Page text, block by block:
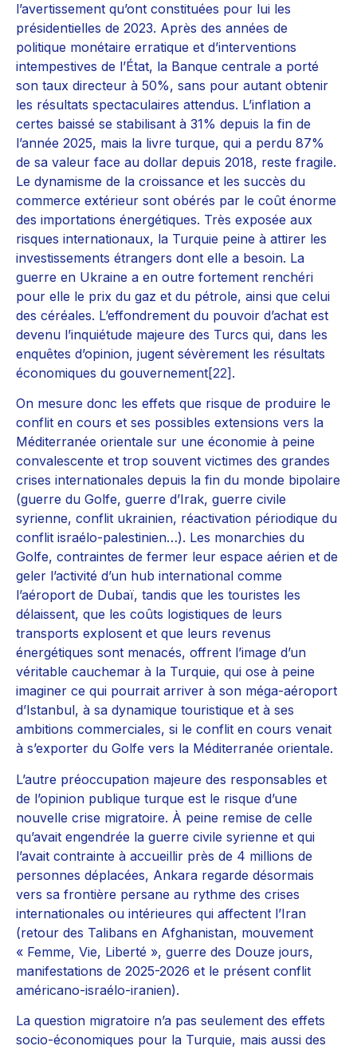
l’avertissement qu’ont constituées pour lui les
présidentielles de 2023. Après des années de
politique monétaire erratique et d’interventions
intempestives de l’État, la Banque centrale a porté
son taux directeur à 50%, sans pour autant obtenir
les résultats spectaculaires attendus. L’inflation a
certes baissé se stabilisant à 31% depuis la fin de
l’année 2025, mais la livre turque, qui a perdu 87%
de sa valeur face au dollar depuis 2018, reste fragile.
Le dynamisme de la croissance et les succès du
commerce extérieur sont obérés par le coût énorme
des importations énergétiques. Très exposée aux
risques internationaux, la Turquie peine à attirer les
investissements étrangers dont elle a besoin. La
guerre en Ukraine a en outre fortement renchéri
pour elle le prix du gaz et du pétrole, ainsi que celui
des céréales. L’effondrement du pouvoir d’achat est
devenu l’inquiétude majeure des Turcs qui, dans les
enquêtes d’opinion, jugent sévèrement les résultats
économiques du gouvernement[22] .
On mesure donc les effets que risque de produire le
conflit en cours et ses possibles extensions vers la
Méditerranée orientale sur une économie à peine
convalescente et trop souvent victimes des grandes
crises internationales depuis la fin du monde bipolaire
(guerre du Golfe, guerre d’Irak, guerre civile
syrienne, conflit ukrainien, réactivation périodique du
conflit israélo-palestinien…). Les monarchies du
Golfe, contraintes de fermer leur espace aérien et de
geler l’activité d’un hub international comme
l’aéroport de Dubaï, tandis que les touristes les
délaissent, que les coûts logistiques de leurs
transports explosent et que leurs revenus
énergétiques sont menacés, offrent l’image d’un
véritable cauchemar à la Turquie, qui ose à peine
imaginer ce qui pourrait arriver à son méga-aéroport
d’Istanbul, à sa dynamique touristique et à ses
ambitions commerciales, si le conflit en cours venait
à s’exporter du Golfe vers la Méditerranée orientale.
L’autre préoccupation majeure des responsables et
de l’opinion publique turque est le risque d’une
nouvelle crise migratoire. À peine remise de celle
qu’avait engendrée la guerre civile syrienne et qui
l’avait contrainte à accueillir près de 4 millions de
personnes déplacées, Ankara regarde désormais
vers sa frontière persane au rythme des crises
internationales ou intérieures qui affectent l’Iran
(retour des Talibans en Afghanistan, mouvement
« Femme, Vie, Liberté », guerre des Douze jours,
manifestations de 2025-2026 et le présent conflit
américano-israélo-iranien).
La question migratoire n’a pas seulement des effets
socio-économiques pour la Turquie, mais aussi des